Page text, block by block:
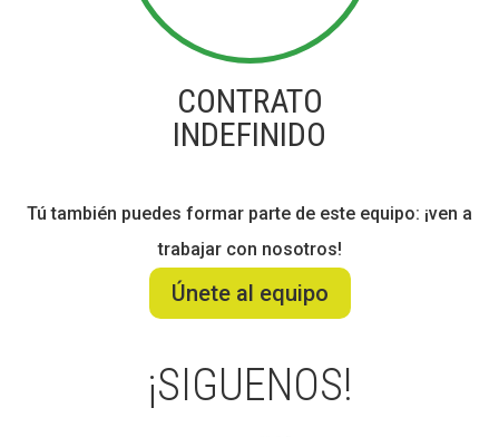
CONTRATO
INDEFINIDO
Tú también puedes formar parte de este equipo: ¡ven a
trabajar con nosotros!
Únete al equipo
¡SIGUENOS!